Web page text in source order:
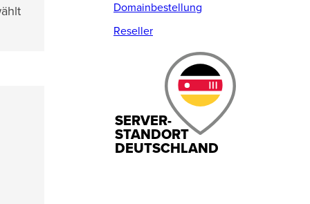
Domainbestellung
Reseller
SERVER-
STANDORT
DEUTSCHLAND